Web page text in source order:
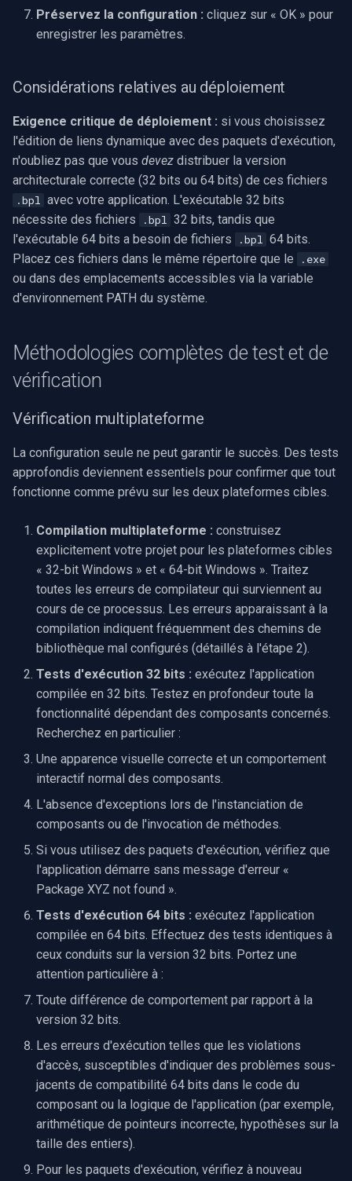
Préservez la configuration : cliquez sur « OK » pour
enregistrer les paramètres.
Considérations relatives au déploiement
Exigence critique de déploiement : si vous choisissez
l'édition de liens dynamique avec des paquets d'exécution,
n'oubliez pas que vous devez distribuer la version
architecturale correcte (32 bits ou 64 bits) de ces fichiers
.bpl avec votre application. L'exécutable 32 bits
nécessite des fichiers
.bpl 32 bits, tandis que
l'exécutable 64 bits a besoin de fichiers
.bpl 64 bits.
Placez ces fichiers dans le même répertoire que le
.exe
ou dans des emplacements accessibles via la variable
d'environnement PATH du système.
Méthodologies complètes de test et de
vérification
Vérification multiplateforme
La configuration seule ne peut garantir le succès. Des tests
approfondis deviennent essentiels pour confirmer que tout
fonctionne comme prévu sur les deux plateformes cibles.
Compilation multiplateforme : construisez
explicitement votre projet pour les plateformes cibles
« 32-bit Windows » et « 64-bit Windows ». Traitez
toutes les erreurs de compilateur qui surviennent au
cours de ce processus. Les erreurs apparaissant à la
compilation indiquent fréquemment des chemins de
bibliothèque mal configurés (détaillés à l'étape 2).
Tests d'exécution 32 bits : exécutez l'application
compilée en 32 bits. Testez en profondeur toute la
fonctionnalité dépendant des composants concernés.
Recherchez en particulier :
Une apparence visuelle correcte et un comportement
interactif normal des composants.
L'absence d'exceptions lors de l'instanciation de
composants ou de l'invocation de méthodes.
Si vous utilisez des paquets d'exécution, vérifiez que
l'application démarre sans message d'erreur «
Package XYZ not found ».
Tests d'exécution 64 bits : exécutez l'application
compilée en 64 bits. Effectuez des tests identiques à
ceux conduits sur la version 32 bits. Portez une
attention particulière à :
Toute différence de comportement par rapport à la
version 32 bits.
Les erreurs d'exécution telles que les violations
d'accès, susceptibles d'indiquer des problèmes sous-
jacents de compatibilité 64 bits dans le code du
composant ou la logique de l'application (par exemple,
arithmétique de pointeurs incorrecte, hypothèses sur la
taille des entiers).
Pour les paquets d'exécution, vérifiez à nouveau